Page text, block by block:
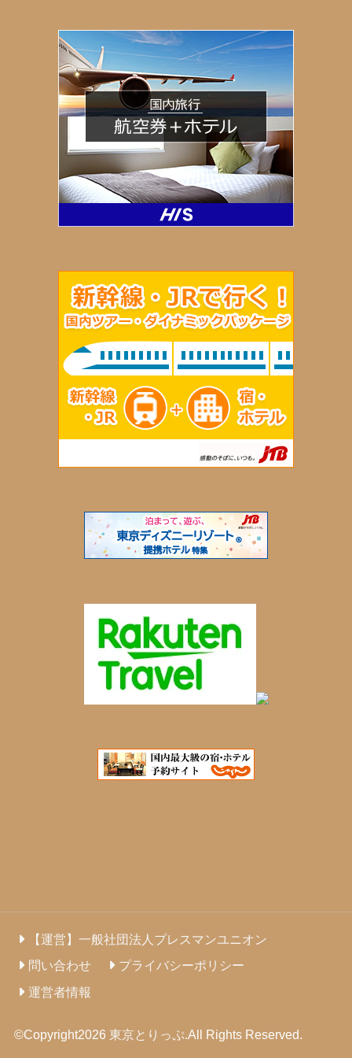
【運営】一般社団法人プレスマンユニオン
問い合わせ
プライバシーポリシー
運営者情報
©Copyright2026 東京とりっぷ.All Rights Reserved.